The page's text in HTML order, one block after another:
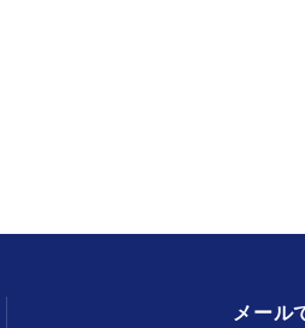
メール